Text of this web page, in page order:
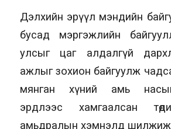
Дэлхийн эрүүл мэндийн
бусад мэргэжлийн
улсыг цаг алдалгүй
ажлыг зохион байгуулж
мянган хүний амь
эрдлээс хамгаалсан
амьдралын хэмнэлд шилжиж,